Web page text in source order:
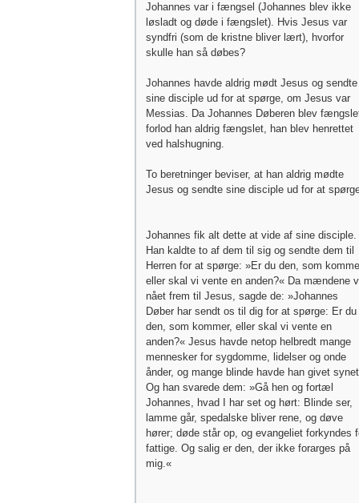
Johannes var i fængsel (Johannes blev ikke
løsladt og døde i fængslet). Hvis Jesus var
syndfri (som de kristne bliver lært), hvorfor
skulle han så døbes?
Johannes havde aldrig mødt Jesus og sendte
sine disciple ud for at spørge, om Jesus var
Messias. Da Johannes Døberen blev
forlod han aldrig fængslet, han blev henrettet
ved halshugning.
To beretninger beviser, at han aldrig mødte
Jesus og sendte sine disciple ud for at
Johannes fik alt dette at vide af sine disciple.
Han kaldte to af dem til sig og sendte dem til
Herren for at spørge: »Er du den, som
eller skal vi vente en anden?« Da mændene
nået frem til Jesus, sagde de: »Johannes
Døber har sendt os til dig for at spørge: Er du
den, som kommer, eller skal vi vente en
anden?« Jesus havde netop helbredt mange
mennesker for sygdomme, lidelser og onde
ånder, og mange blinde havde han givet
Og han svarede dem: »Gå hen og fortæl
Johannes, hvad I har set og hørt: Blinde ser,
lamme går, spedalske bliver rene, og døve
hører; døde står op, og evangeliet forkyndes
fattige. Og salig er den, der ikke forarges på
mig.«